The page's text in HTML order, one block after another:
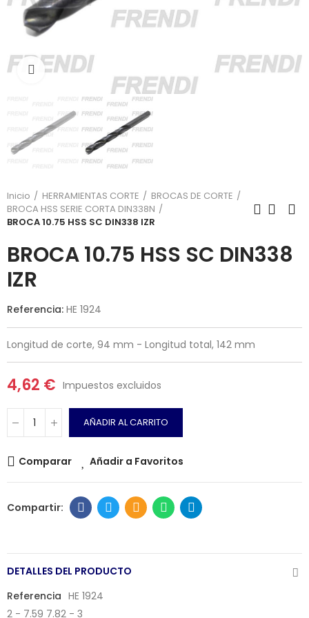
Click para agrandar
Inicio HERRAMIENTAS CORTE
BROCAS DE CORTE
BROCA HSS SERIE CORTA DIN338N
BROCA 10.75 HSS SC DIN338 IZR
BROCA 10.75 HSS SC DIN338
IZR
Referencia: HE 1924
Longitud de corte, 94 mm - Longitud total, 142 mm
4,62 € Impuestos excluidos
AÑADIR AL CARRITO
Comparar Añadir a Favoritos
DETALLES DEL PRODUCTO
Referencia HE 1924
2 - 7.59 7.82 - 3